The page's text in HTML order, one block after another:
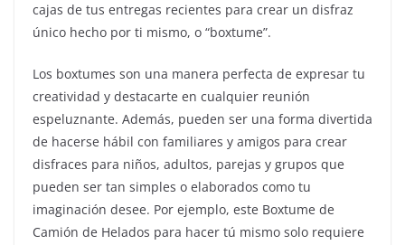
cajas de tus entregas recientes para crear un disfraz
único hecho por ti mismo, o “boxtume”.
Los boxtumes son una manera perfecta de expresar tu
creatividad y destacarte en cualquier reunión
espeluznante. Además, pueden ser una forma divertida
de hacerse hábil con familiares y amigos para crear
disfraces para niños, adultos, parejas y grupos que
pueden ser tan simples o elaborados como tu
imaginación desee. Por ejemplo, este Boxtume de
Camión de Helados para hacer tú mismo solo requiere